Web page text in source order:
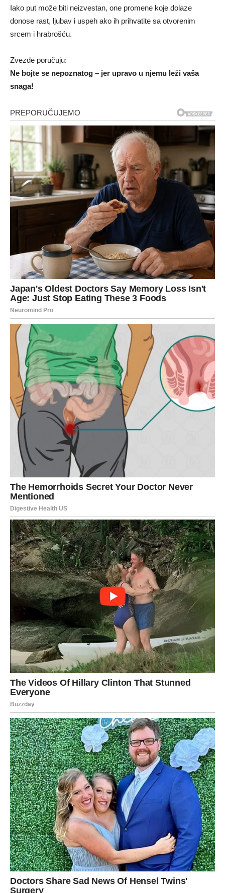
Iako put može biti neizvestan, one promene koje dolaze
donose rast, ljubav i uspeh ako ih prihvatite sa otvorenim
srcem i hrabrošću.
Zvezde poručuju:
Ne bojte se nepoznatog – jer upravo u njemu leži vaša
snaga!